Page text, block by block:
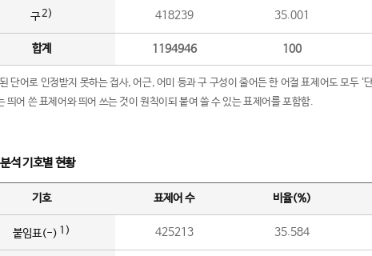
구2) 418239 35.001
합계 1194946 100
단어로 인정받지 못하는 접사, 어근, 어미 등과 구 구성이 줄어든 한 어절 표제어도 모두 ‘
띄어 쓴 표제어와 띄어 쓰는 것이 원칙이되 붙여 쓸 수 있는 표제어를 포함함.
석 기호별 현황
기호 표제어 수 비율(%)
붙임표(-) 1) 425213 35.584